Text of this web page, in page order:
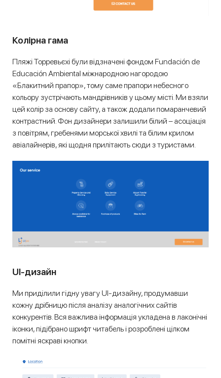
Колірна гама
Пляжі Торревьєхі були відзначені фондом Fundación de
Educación Ambiental міжнародною нагородою
«Блакитний прапор», тому саме прапори небесного
кольору зустрічають мандрівників у цьому місті. Ми взяли
цей колір за основу сайту, а також додали помаранчевий
контрастний. Фон дизайнери залишили білий – асоціація
з повітрям, гребенями морської хвилі та білим крилом
авіалайнерів, які щодня прилітають сюди з туристами.
UI-дизайн
Ми приділили гідну увагу UI-дизайну, продумавши
кожну дрібницю після аналізу аналогічних сайтів
конкурентів. Вся важлива інформація укладена в лаконічні
іконки, підібрано шрифт читабель і розроблені цілком
помітні яскраві кнопки.